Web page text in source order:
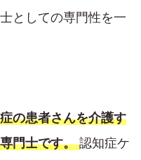
としての専門性を一
の患者さんを介護す
門士です。認知症ケ